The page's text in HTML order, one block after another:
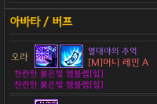
오라 열대야의 추억
[M]머니 레인 A
찬란한 붉은빛 엠블렘[힘]
찬란한 붉은빛 엠블렘[힘]